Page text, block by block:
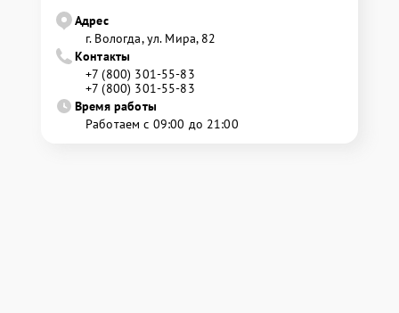
Адрес
г. Вологда, ул. Мира, 82
Контакты
+7 (800) 301-55-83
+7 (800) 301-55-83
Время работы
Работаем с 09:00 до 21:00